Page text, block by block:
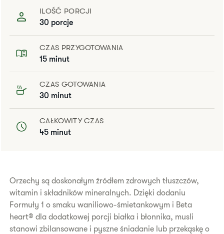
ILOŚĆ PORCJI
30 porcje
CZAS PRZYGOTOWANIA
15 minut
CZAS GOTOWANIA
30 minut
CAŁKOWITY CZAS
45 minut
Orzechy są doskonałym źródłem zdrowych tłuszczów,
witamin i składników mineralnych. Dzięki dodaniu
Formuły 1 o smaku waniliowo-śmietankowym i Beta
heart® dla dodatkowej porcji białka i błonnika, musli
stanowi zbilansowane i pyszne śniadanie lub przekąskę o